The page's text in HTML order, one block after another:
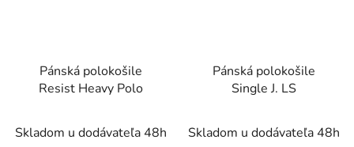
Pánská polokošile
Resist Heavy Polo
Skladom u dodávateľa 48h
Pánská polokošile
Single J. LS
Skladom u dodávateľa 48h